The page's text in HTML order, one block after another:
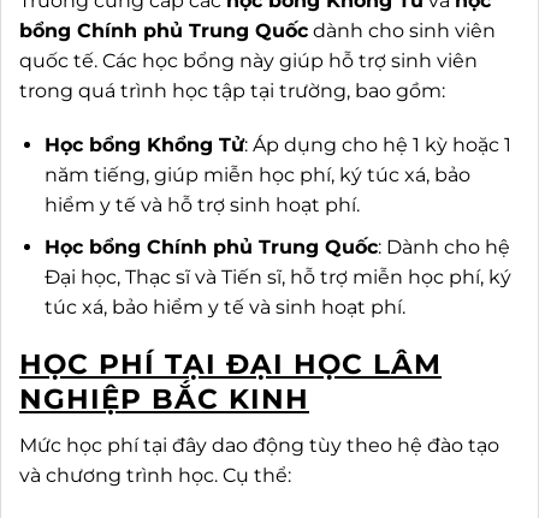
bổng Chính phủ Trung Quốc dành cho sinh viên
quốc tế. Các học bổng này giúp hỗ trợ sinh viên
trong quá trình học tập tại trường, bao gồm:
Học bổng Khổng Tử: Áp dụng cho hệ 1 kỳ hoặc 1
năm tiếng, giúp miễn học phí, ký túc xá, bảo
hiểm y tế và hỗ trợ sinh hoạt phí.
Học bổng Chính phủ Trung Quốc: Dành cho hệ
Đại học, Thạc sĩ và Tiến sĩ, hỗ trợ miễn học phí, ký
túc xá, bảo hiểm y tế và sinh hoạt phí.
HỌC PHÍ TẠI ĐẠI HỌC LÂM
NGHIỆP BẮC KINH
Mức học phí tại đây dao động tùy theo hệ đào tạo
và chương trình học. Cụ thể: